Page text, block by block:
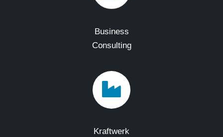
Business
Consulting
Kraftwerk